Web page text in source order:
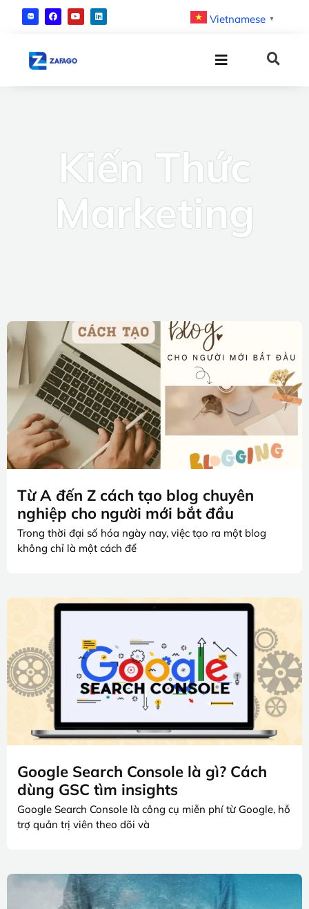
Vietnamese ▼
Kiến Thức
Marketing
Từ A đến Z cách tạo blog chuyên
nghiệp cho người mới bắt đầu
Trong thời đại số hóa ngày nay, việc tạo ra một blog
không chỉ là một cách để
Google Search Console là gì? Cách
dùng GSC tìm insights
Google Search Console là công cụ miễn phí từ Google, hỗ
trợ quản trị viên theo dõi và